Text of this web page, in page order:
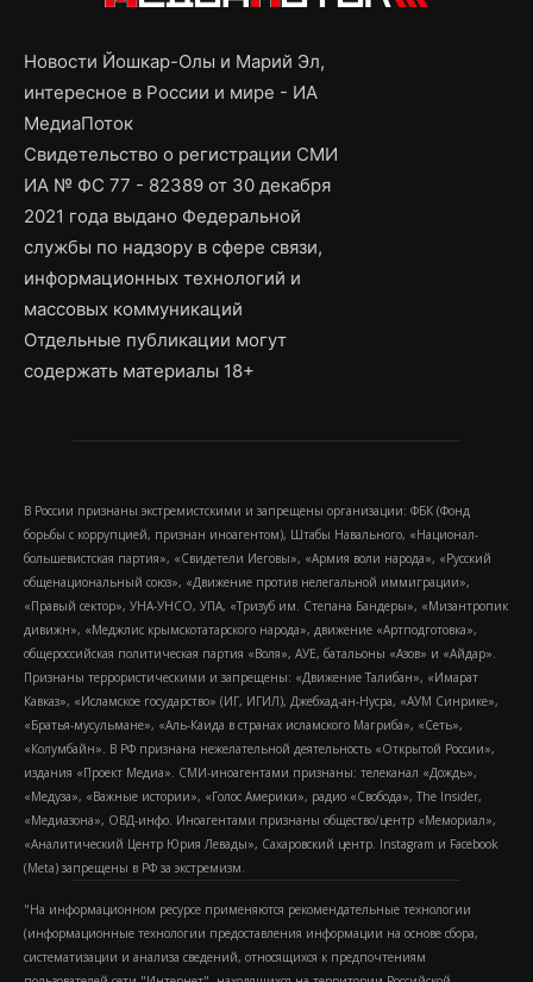
Новости Йошкар-Олы и Марий Эл,
интересное в России и мире - ИА
МедиаПоток
Свидетельство о регистрации СМИ
ИА № ФС 77 - 82389 от 30 декабря
2021 года выдано Федеральной
службы по надзору в сфере связи,
информационных технологий и
массовых коммуникаций
Отдельные публикации могут
содержать материалы 18+
В России признаны экстремистскими и запрещены организации: ФБК (Фонд
борьбы с коррупцией, признан иноагентом), Штабы Навального, «Национал-
большевистская партия», «Свидетели Иеговы», «Армия воли народа», «Русский
общенациональный союз», «Движение против нелегальной иммиграции»,
«Правый сектор», УНА-УНСО, УПА, «Тризуб им. Степана Бандеры», «Мизантропик
дивижн», «Меджлис крымскотатарского народа», движение «Артподготовка»,
общероссийская политическая партия «Воля», АУЕ, батальоны «Азов» и «Айдар».
Признаны террористическими и запрещены: «Движение Талибан», «Имарат
Кавказ», «Исламское государство» (ИГ, ИГИЛ), Джебхад-ан-Нусра, «АУМ Синрике»,
«Братья-мусульмане», «Аль-Каида в странах исламского Магриба», «Сеть»,
«Колумбайн». В РФ признана нежелательной деятельность «Открытой России»,
издания «Проект Медиа». СМИ-иноагентами признаны: телеканал «Дождь»,
«Медуза», «Важные истории», «Голос Америки», радио «Свобода», The Insider,
«Медиазона», ОВД-инфо. Иноагентами признаны общество/центр «Мемориал»,
«Аналитический Центр Юрия Левады», Сахаровский центр. Instagram и Facebook
(Metа) запрещены в РФ за экстремизм.
"На информационном ресурсе применяются рекомендательные технологии
(информационные технологии предоставления информации на основе сбора,
систематизации и анализа сведений, относящихся к предпочтениям